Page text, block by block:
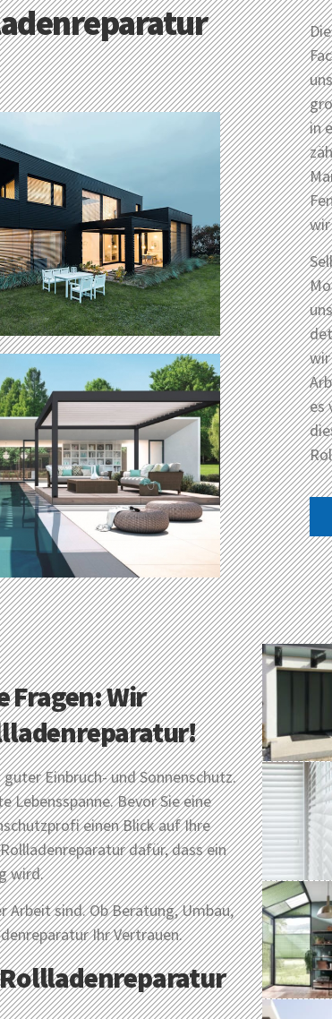
in
wir
es
Fragen: Wir
Einbruch- und Sonnenschutz.
Lebensspanne. Bevor Sie eine
einen Blick auf Ihre
dafür, dass ein
wird.
Arbeit sind. Ob Beratung, Umbau,
Ihr Vertrauen.